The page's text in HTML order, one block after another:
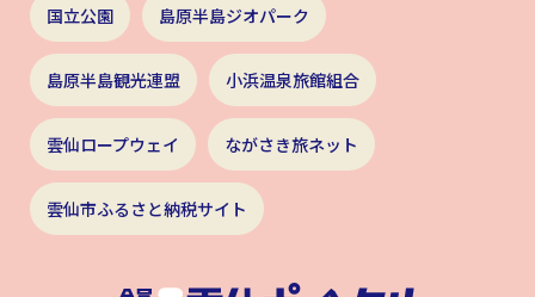
国立公園 島原半島ジオパーク
島原半島観光連盟 小浜温泉旅館組合
雲仙ロープウェイ ながさき旅ネット
雲仙市ふるさと納税サイト